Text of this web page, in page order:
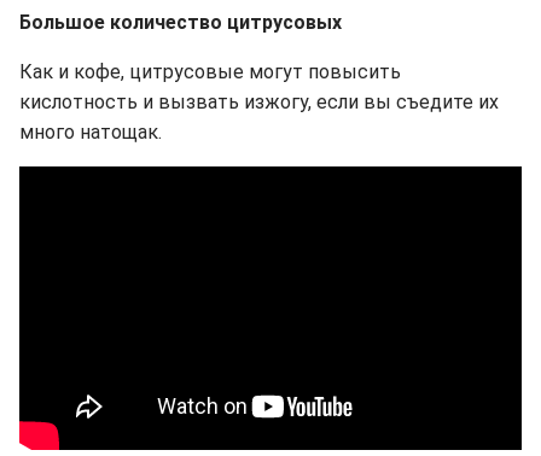
Большое количество цитрусовых
Как и кофе, цитрусовые могут повысить
кислотность и вызвать изжогу, если вы съедите их
много натощак.